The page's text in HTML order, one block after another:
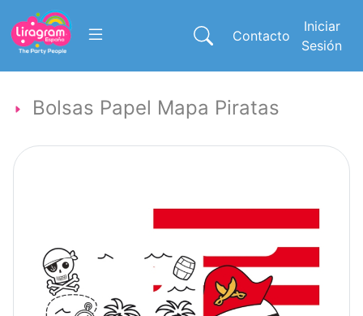
Contacto
Iniciar
Sesión
Bolsas Papel Mapa Piratas